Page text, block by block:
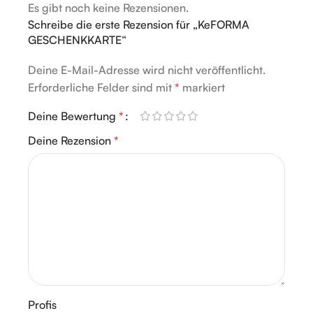
Es gibt noch keine Rezensionen.
Schreibe die erste Rezension für „KeFORMA
GESCHENKKARTE“
Deine E-Mail-Adresse wird nicht veröffentlicht.
Erforderliche Felder sind mit * markiert
Deine Bewertung *
Deine Rezension *
Profis
Alternative: